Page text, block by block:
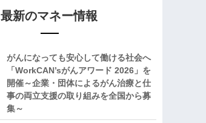
最新のマネー情報
がんになっても安心して働ける社会へ
「WorkCAN’sがんアワード 2026」を
開催～企業・団体によるがん治療と仕
事の両立支援の取り組みを全国から募
集～